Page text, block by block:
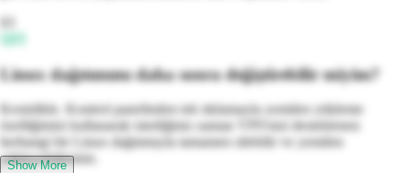
Q03
Linux dağıtımımı daha sonra değiştirebilir miyim?
Kesinlikle. Kontrol panelinden tek tıklamayla yeniden yükleme
özelliğimizi kullanarak istediğiniz zaman VPS'nizi desteklenen
herhangi bir Linux dağıtımıyla tamamen silebilir ve yeniden
yükleyebilirsiniz.
Show More